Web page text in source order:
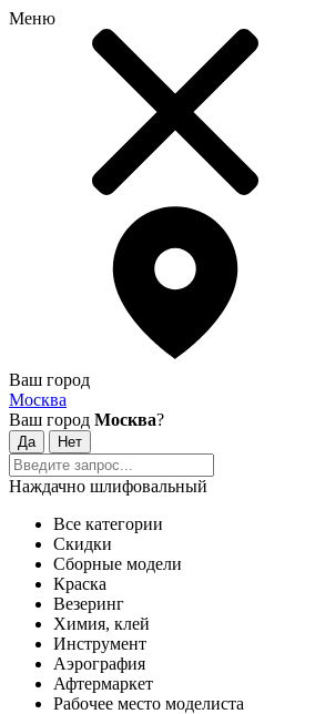
Меню
Ваш город
Москва
Ваш город Москва?
Наждачно шлифовальный
Все категории
Скидки
Сборные модели
Краска
Везеринг
Химия, клей
Инструмент
Аэрография
Афтермаркет
Рабочее место моделиста